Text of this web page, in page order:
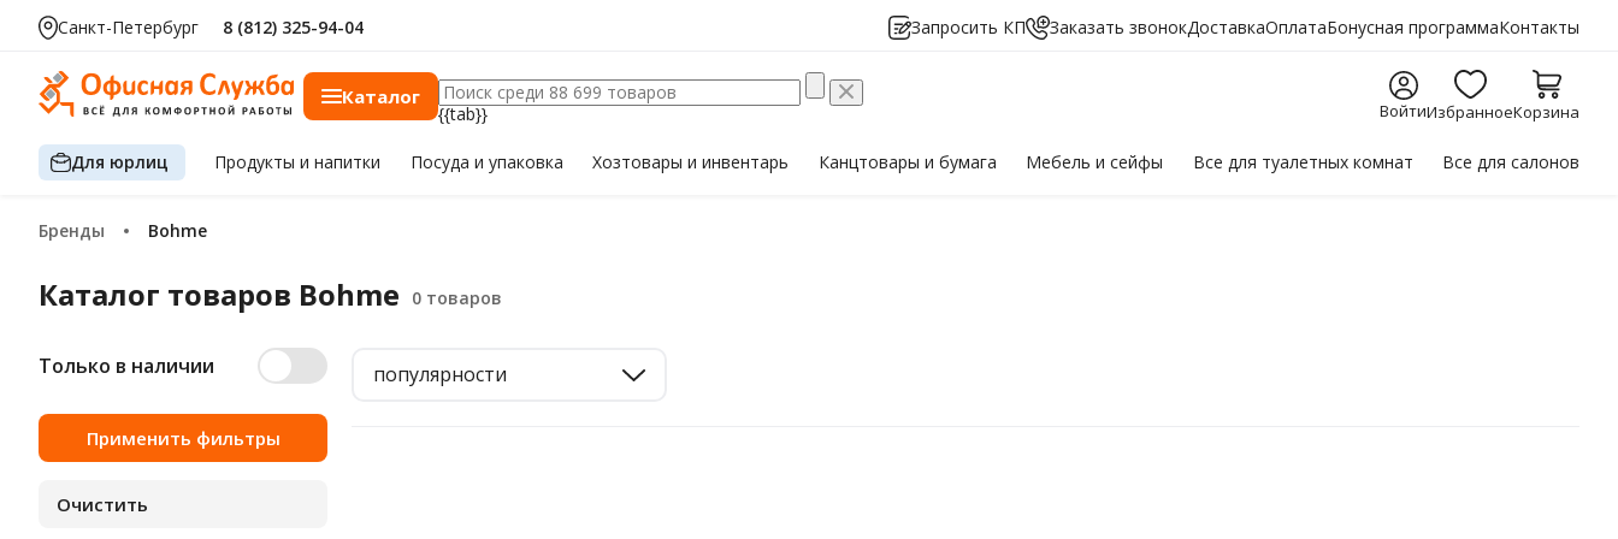
Санкт-Петербург 8 (812) 325-94-04 Запросить КП Заказать звонокДоставкаОплатаБонусная программаКонтакты
Каталог
{{tab}} ВойтиИзбранноеКорзина
Для юрлиц Продуктыи напитки Посуда и упаковка Хозтоварыи инвентарь Канцтовары и бумага Мебельи сейфы Все для туалетных комнат Все для салонов
Бренды Bohme
Каталог товаров Bohme
Только в наличии популярности